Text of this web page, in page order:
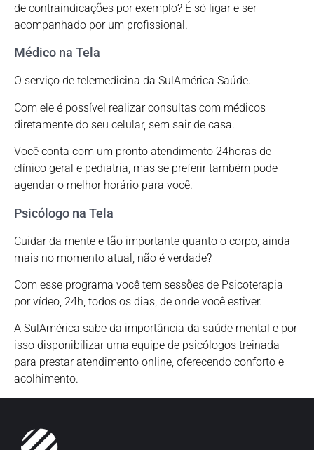
de contraindicações por exemplo? É só ligar e ser
acompanhado por um profissional.
Médico na Tela
O serviço de telemedicina da SulAmérica Saúde.
Com ele é possível realizar consultas com médicos
diretamente do seu celular, sem sair de casa.
Você conta com um pronto atendimento 24horas de
clínico geral e pediatria, mas se preferir também pode
agendar o melhor horário para você.
Psicólogo na Tela
Cuidar da mente e tão importante quanto o corpo, ainda
mais no momento atual, não é verdade?
Com esse programa você tem sessões de Psicoterapia
por vídeo, 24h, todos os dias, de onde você estiver.
A SulAmérica sabe da importância da saúde mental e por
isso disponibilizar uma equipe de psicólogos treinada
para prestar atendimento online, oferecendo conforto e
acolhimento.